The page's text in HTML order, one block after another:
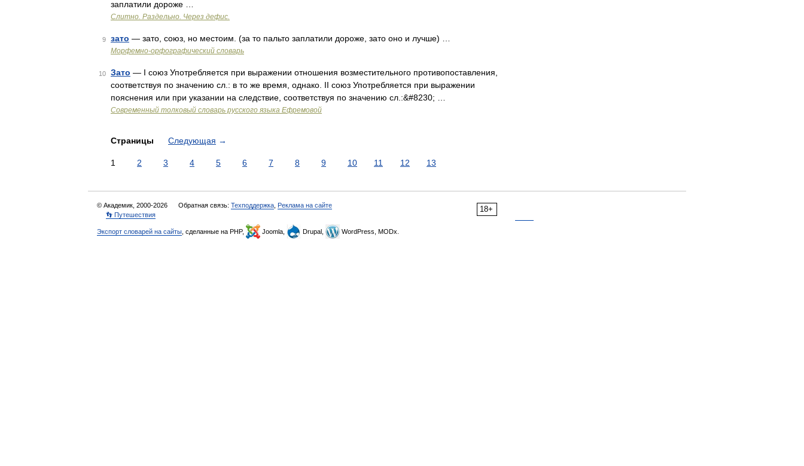
заплатили дороже …
Слитно. Раздельно. Через дефис.
9 зато — зато, союз, но местоим. (за то пальто заплатили дороже, зато оно и лучше) …
Морфемно-орфографический словарь
10 Зато — I союз Употребляется при выражении отношения возместительного противопоставления,
соответствуя по значению сл.: в то же время, однако. II союз Употребляется при выражении
пояснения или при указании на следствие, соответствуя по значению сл.:&#8230; …
Современный толковый словарь русского языка Ефремовой
Страницы Следующая →
1 2 3 4 5 6 7 8 9 10 11 12 13
18+
© Академик, 2000-2026 Обратная связь: Техподдержка Реклама на сайте
👣 Путешествия
Экспорт словарей на сайты , сделанные на PHP, Joomla, Drupal, WordPress, MODx.